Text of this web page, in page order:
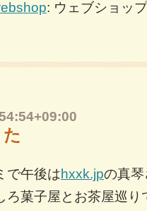
: ウェブショップ
で午後はhxxk.jpの真
ろ菓子屋とお茶屋巡